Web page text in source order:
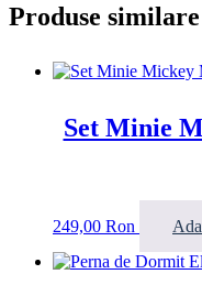
Produse similare
Set Minie
249,00 Ron